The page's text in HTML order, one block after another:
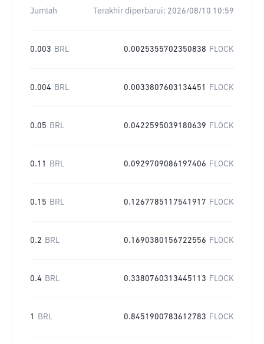
Jumlah Terakhir diperbarui: 2026/08/10 10:59
0.003 BRL 0.0025355702350838 FLOCK
0.004 BRL 0.0033807603134451 FLOCK
0.05 BRL 0.0422595039180639 FLOCK
0.11 BRL 0.0929709086197406 FLOCK
0.15 BRL 0.1267785117541917 FLOCK
0.2 BRL 0.1690380156722556 FLOCK
0.4 BRL 0.3380760313445113 FLOCK
1 BRL 0.8451900783612783 FLOCK